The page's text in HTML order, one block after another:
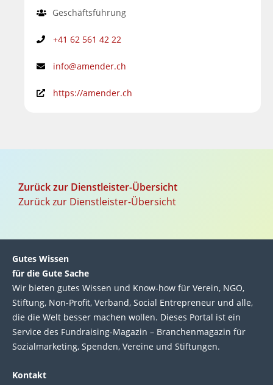
Geschäftsführung
+41 62 561 42 22
info@amender.ch
https://amender.ch
Zurück zur Dienstleister-Übersicht
Zurück zur Dienstleister-Übersicht
Gutes Wissen
für die Gute Sache
Wir bie­ten gutes Wis­sen und Know-how für Ver­ein, NGO,
Stif­tung, Non-Profit, Ver­band, Social Entre­pre­neur und alle,
die die Welt bes­ser machen wol­len. Die­ses Por­tal ist ein
Service des Fund­raising-Magazin – Bran­chen­magazin für
Sozial­marke­ting, Spen­den, Ver­eine und Stif­tun­gen.
Kontakt